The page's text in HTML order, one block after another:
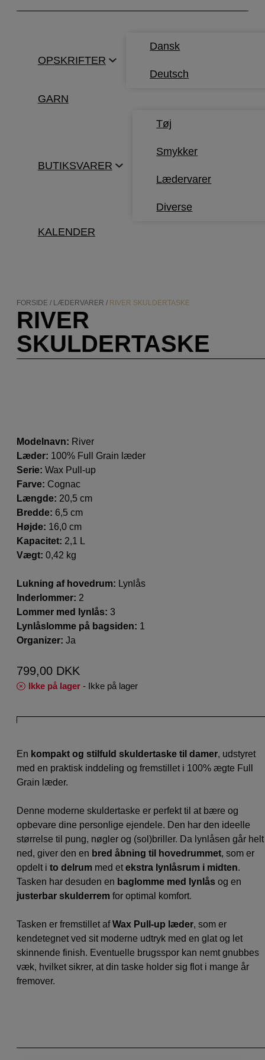
Hop
OPSKRIFTER
Dansk
Deutsch
GARN
BUTIKSVARER
Tøj
Smykker
Lædervarer
Diverse
KALENDER
FORSIDE / LÆDERVARER / RIVER SKULDERTASKE
RIVER
SKULDERTASKE
Modelnavn: River
Læder: 100% Full Grain læder
Serie: Wax Pull-up
Farve: Cognac
Længde: 20,5 cm
Bredde: 6,5 cm
Højde: 16,0 cm
Kapacitet: 2,1 L
Vægt: 0,42 kg
Lukning af hovedrum: Lynlås
Inderlommer: 2
Lommer med lynlås: 3
Lynlåslomme på bagsiden: 1
Organizer: Ja
799,00 DKK
Ikke på lager- Ikke på lager
En kompakt og stilfuld skuldertaske til damer, udstyret
med en praktisk inddeling og fremstillet i 100% ægte Full
Grain læder.
Denne moderne skuldertaske er perfekt til at bære og
opbevare dine personlige ejendele. Den har den ideelle
størrelse til pung, nøgler og (sol)briller. Da lynlåsen går helt
ned, giver den en bred åbning til hovedrummet, som er
opdelt i to delrum med etekstra lynlåsrum i midten.
Tasken har desuden en baglomme med lynlås og en
justerbar skulderrem for optimal komfort.
Tasken er fremstillet afWax Pull-up læder, som er
kendetegnet ved sit moderne udtryk med en glat og let
skinnende finish. Eventuelle brugsspor kan nemt gnubbes
væk, hvilket sikrer, at din taske holder sig flot i mange år
fremover.